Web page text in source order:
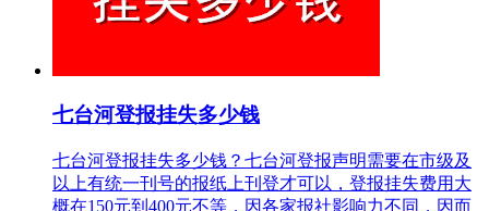
七台河登报挂失多少钱
七台河登报挂失多少钱？七台河登报声明需要在市级及
以上有统一刊号的报纸上刊登才可以，登报挂失费用大
概在150元到400元不等，因各家报社影响力不同，因而